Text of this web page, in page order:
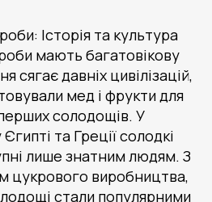
Історія та культура
мають багатовікову
сягає давніх цивілізацій,
мед і фрукти для
солодощів. У
та Греції солодкі
лише знатним людям. З
цукрового виробництва,
стали популярними